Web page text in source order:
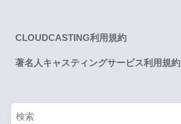
CLOUDCASTING利用規約
著名人キャスティングサービス利用規約